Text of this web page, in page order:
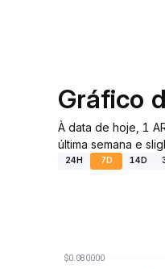
Gráfico
À data de hoje, 1
última semana e
24H 7D 14D